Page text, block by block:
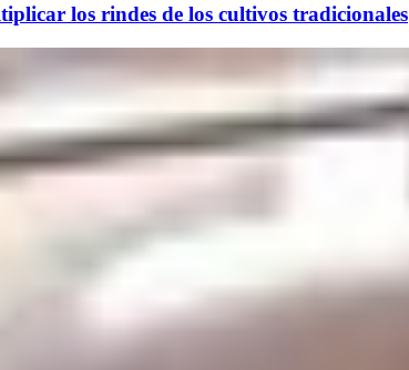
los rindes de los cultivos tradicionales